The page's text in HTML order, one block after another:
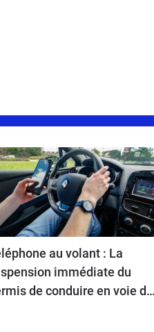
au volant : La
immédiate du
de conduire en voie de